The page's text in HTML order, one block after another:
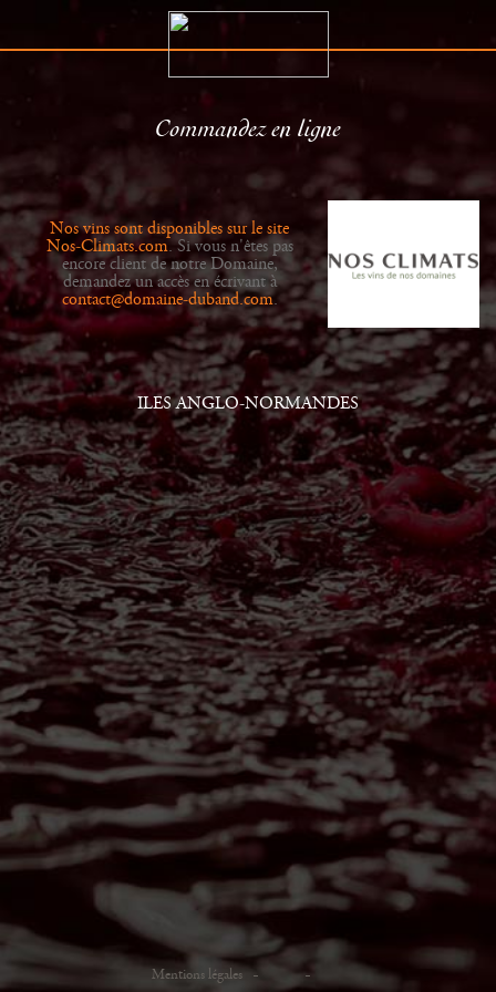
Histoire
Vins
Distributeurs
Actualités
Commandez en ligne
Nos vins sont disponibles sur le site
Nos-Climats.com. Si vous n'êtes pas
encore client de notre Domaine,
demandez un accès en écrivant à
contact@domaine-duband.com.
ILES ANGLO-NORMANDES
Mentions légales